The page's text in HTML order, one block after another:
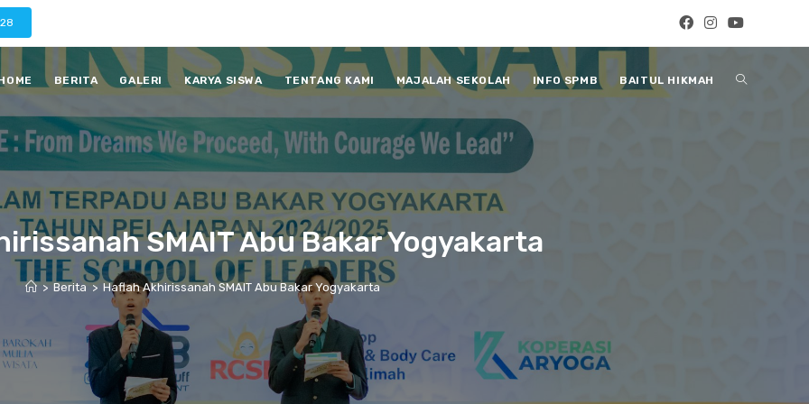
BERITA GALERI KARYA SISWA TENTANG KAMI MAJALAH SEKOLAH INFO SPMB BAITUL HIKMAH Toggle
SMAIT Abu Bakar Yogyakarta
> Berita > Haflah Akhirissanah SMAIT Abu Bakar Yogyakarta